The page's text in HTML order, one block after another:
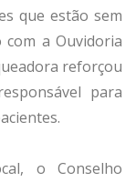
que estão sem
a Ouvidoria
reforçou
para
o Conselho